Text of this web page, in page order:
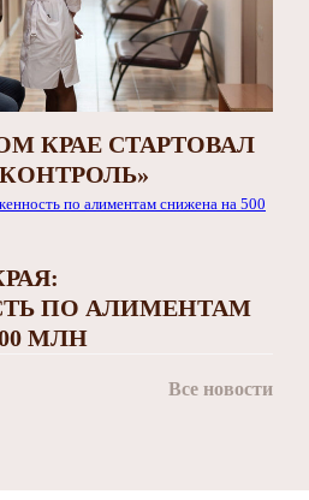
КРАЕ СТАРТОВАЛ
ПО АЛИМЕНТАМ
МЛН
Все новости